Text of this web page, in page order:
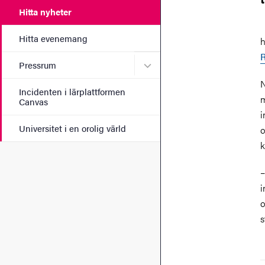
Hitta nyheter
Hitta evenemang
Pressrum Undermeny för Pressrum
Incidenten i lärplattformen
Canvas
Universitet i en orolig värld